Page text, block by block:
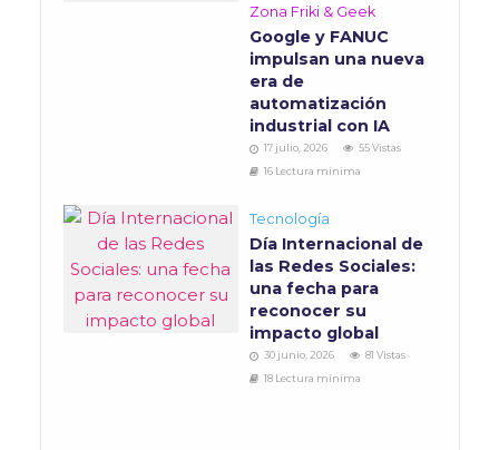
Zona Friki & Geek
Google y FANUC
impulsan una nueva
era de
automatización
industrial con IA
17 julio, 2026
55 Vistas
16 Lectura mínima
Tecnología
Día Internacional de
las Redes Sociales:
una fecha para
reconocer su
impacto global
30 junio, 2026
81 Vistas
18 Lectura mínima